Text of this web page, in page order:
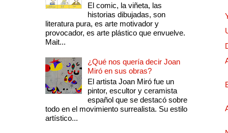
El comic, la viñeta, las
historias dibujadas, son
literatura pura, es arte motivador y
provocador, es arte plástico que envuelve.
Mait...
¿Qué nos quería decir Joan
Miró en sus obras?
El artista Joan Miró fue un
pintor, escultor y ceramista
español que se destacó sobre
todo en el movimiento surrealista. Su estilo
artístico...